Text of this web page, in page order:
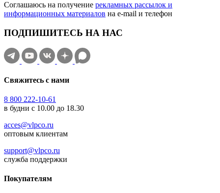
Соглашаюсь на получение рекламных рассылок и
информационных материалов на e‑mail и телефон
ПОДПИШИТЕСЬ НА НАС
Свяжитесь с нами
8 800 222-10-61
в будни с 10.00 до 18.30
acces@vlpco.ru
оптовым клиентам
support@vlpco.ru
служба поддержки
Покупателям